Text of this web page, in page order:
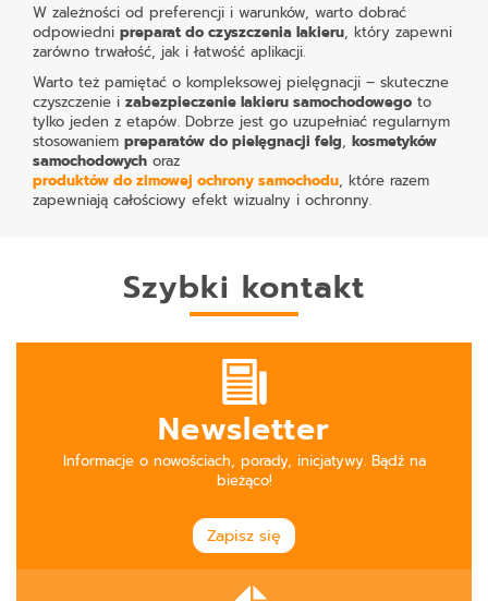
W zależności od preferencji i warunków, warto dobrać
odpowiedni preparat do czyszczenia lakieru, który zapewni
zarówno trwałość, jak i łatwość aplikacji.
Warto też pamiętać o kompleksowej pielęgnacji – skuteczne
czyszczenie i zabezpieczenie lakieru samochodowego to
tylko jeden z etapów. Dobrze jest go uzupełniać regularnym
stosowaniem preparatów do pielęgnacji felg, kosmetyków
samochodowych oraz
produktów do zimowej ochrony samochodu, które razem
zapewniają całościowy efekt wizualny i ochronny.
Szybki kontakt
Newsletter
Informacje o nowościach, porady, inicjatywy. Bądź na
bieżąco!
Zapisz się